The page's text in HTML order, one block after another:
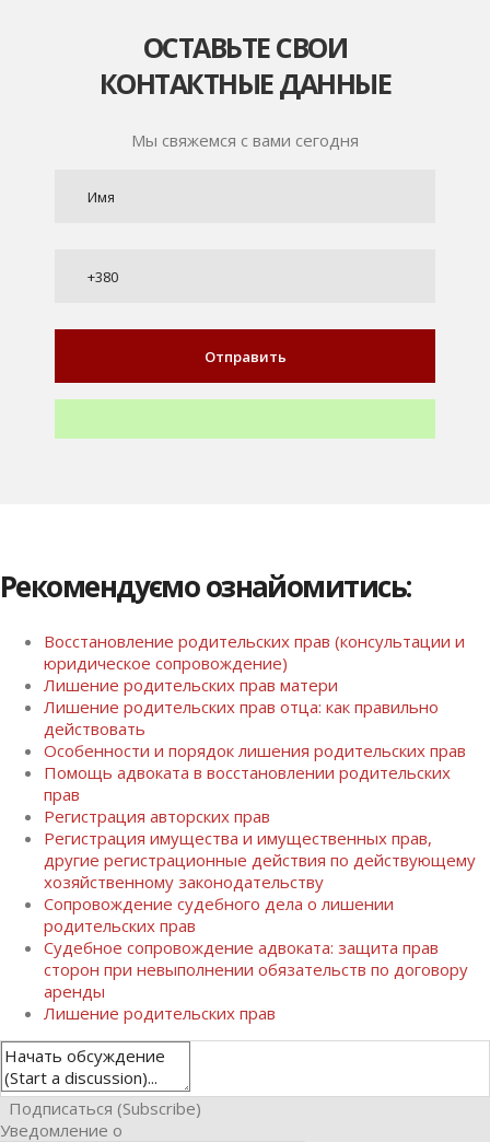
ОСТАВЬТЕ СВОИ
КОНТАКТНЫЕ ДАННЫЕ
Мы свяжемся с вами сегодня
Рекомендуємо ознайомитись:
Восстановление родительских прав (консультации и
юридическое сопровождение)
Лишение родительских прав матери
Лишение родительских прав отца: как правильно
действовать
Особенности и порядок лишения родительских прав
Помощь адвоката в восстановлении родительских
прав
Регистрация авторских прав
Регистрация имущества и имущественных прав,
другие регистрационные действия по действующему
хозяйственному законодательству
Сопровождение судебного дела о лишении
родительских прав
Судебное сопровождение адвоката: защита прав
сторон при невыполнении обязательств по договору
аренды
Лишение родительских прав
Подписаться (Subscribe)
Уведомление о